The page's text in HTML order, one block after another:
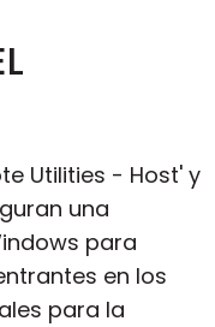
Utilities - Host' y
una
para
en los
para la